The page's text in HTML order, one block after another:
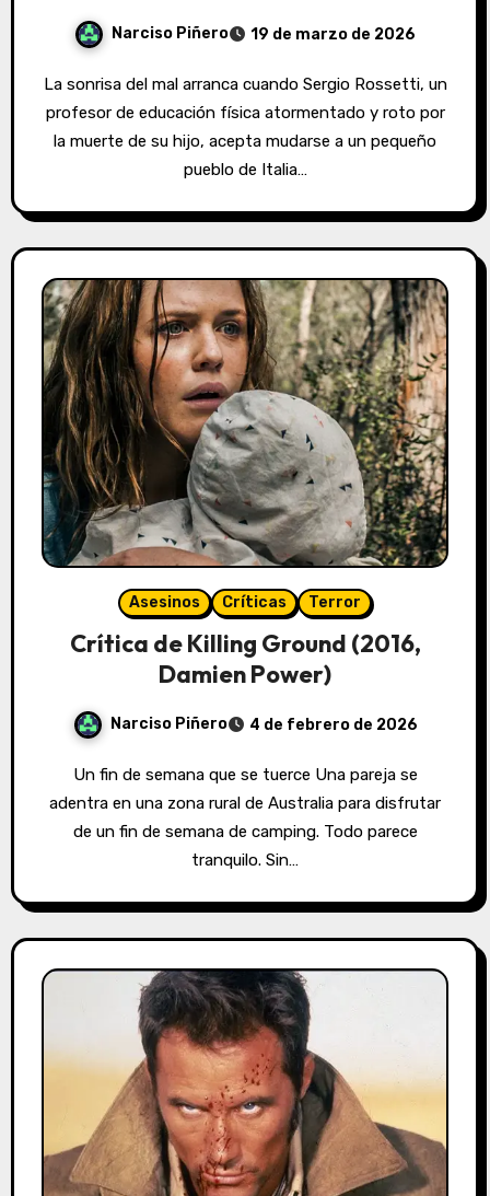
Narciso Piñero 19 de marzo de 2026
La sonrisa del mal arranca cuando Sergio Rossetti, un
profesor de educación física atormentado y roto por
la muerte de su hijo, acepta mudarse a un pequeño
pueblo de Italia…
Asesinos Críticas Terror
Crítica de Killing Ground (2016,
Damien Power)
Narciso Piñero 4 de febrero de 2026
Un fin de semana que se tuerce Una pareja se
adentra en una zona rural de Australia para disfrutar
de un fin de semana de camping. Todo parece
tranquilo. Sin…